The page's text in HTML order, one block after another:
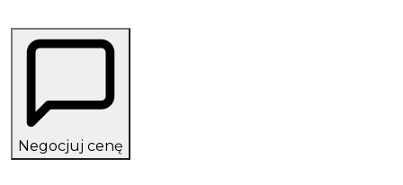
Negocjuj cenę